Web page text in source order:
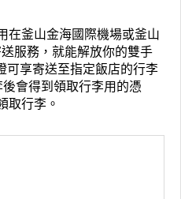
在釜山金海國際機場或釜山
服務，就能解放你的雙手
可享寄送至指定飯店的行李
會得到領取行李用的憑
取行李。